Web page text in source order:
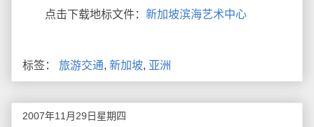
点击下载地标文件： 新加坡滨海艺术中心
标签： 旅游交通, 新加坡, 亚洲
2007年11月29日星期四